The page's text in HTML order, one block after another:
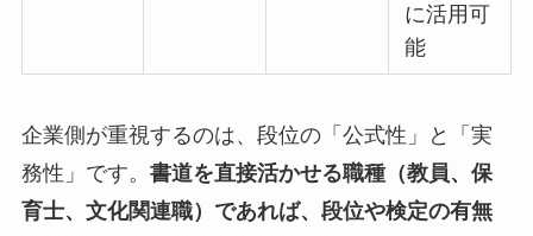
に活用可
能
企業側が重視するのは、段位の「公式性」と「実
務性」です。 書道を直接活かせる職種（教員、保
育士、文化関連職）であれば、段位や検定の有無